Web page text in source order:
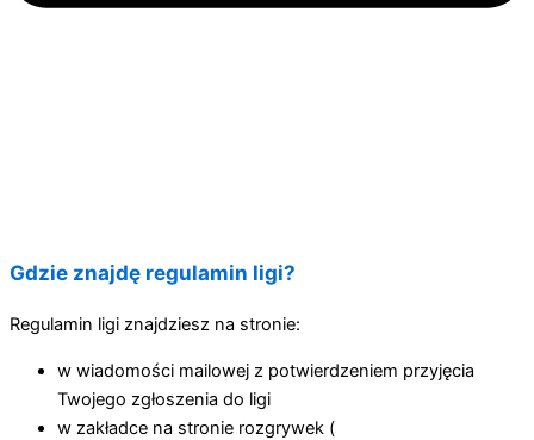
Gdzie znajdę regulamin ligi?
Regulamin ligi znajdziesz na stronie:
w wiadomości mailowej z potwierdzeniem przyjęcia
Twojego zgłoszenia do ligi
w zakładce na stronie rozgrywek (